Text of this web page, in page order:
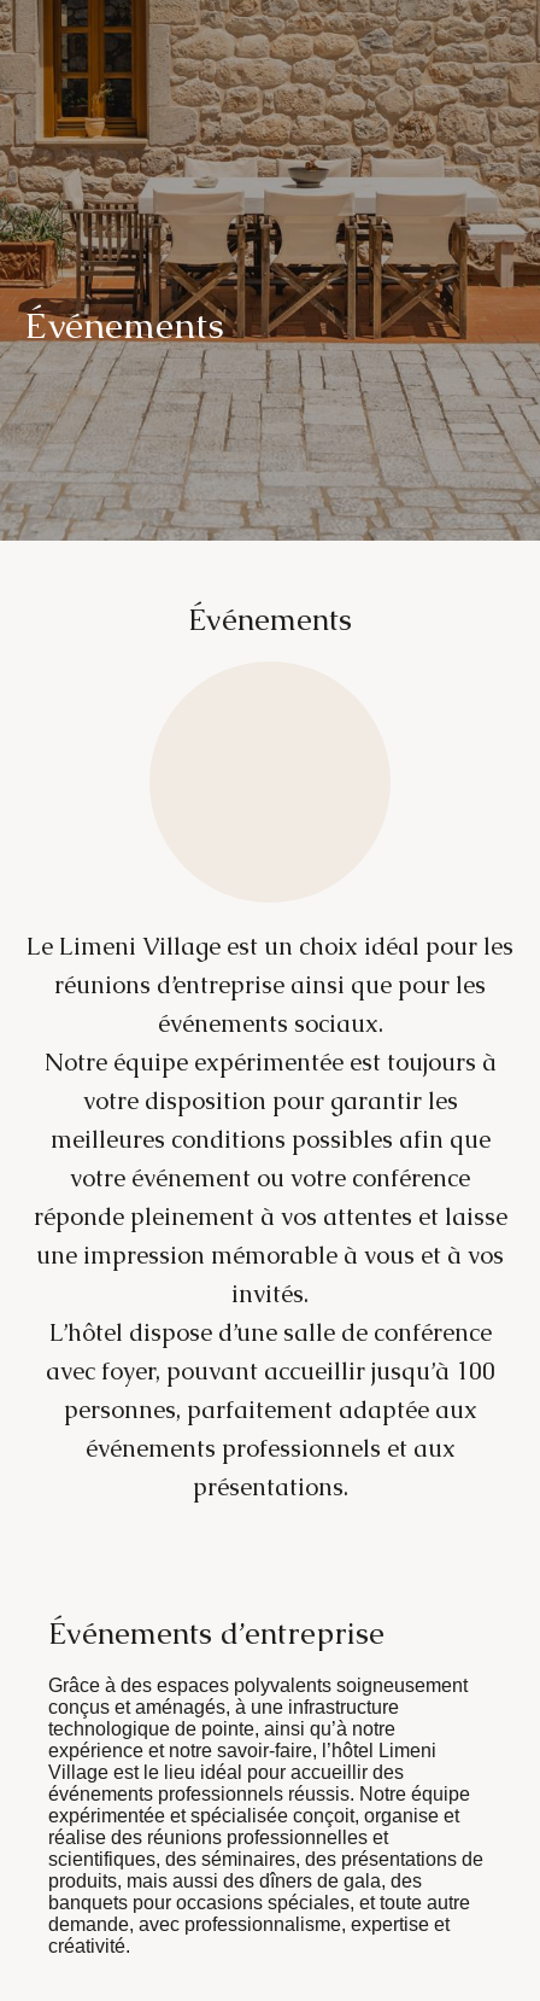
Événements
Événements
Le Limeni Village est un choix idéal pour les
réunions d’entreprise ainsi que pour les
événements sociaux.
Notre équipe expérimentée est toujours à
votre disposition pour garantir les
meilleures conditions possibles afin que
votre événement ou votre conférence
réponde pleinement à vos attentes et laisse
une impression mémorable à vous et à vos
invités.
L’hôtel dispose d’une salle de conférence
avec foyer, pouvant accueillir jusqu’à 100
personnes, parfaitement adaptée aux
événements professionnels et aux
présentations.
Événements d’entreprise
Grâce à des espaces polyvalents soigneusement
conçus et aménagés, à une infrastructure
technologique de pointe, ainsi qu’à notre
expérience et notre savoir-faire, l’hôtel Limeni
Village est le lieu idéal pour accueillir des
événements professionnels réussis. Notre équipe
expérimentée et spécialisée conçoit, organise et
réalise des réunions professionnelles et
scientifiques, des séminaires, des présentations de
produits, mais aussi des dîners de gala, des
banquets pour occasions spéciales, et toute autre
demande, avec professionnalisme, expertise et
créativité.